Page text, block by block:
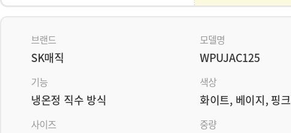
브랜드
SK매직
모델명
WPUJAC125
기능
냉온정 직수 방식
색상
화이트, 베이지, 핑크
사이즈 중량